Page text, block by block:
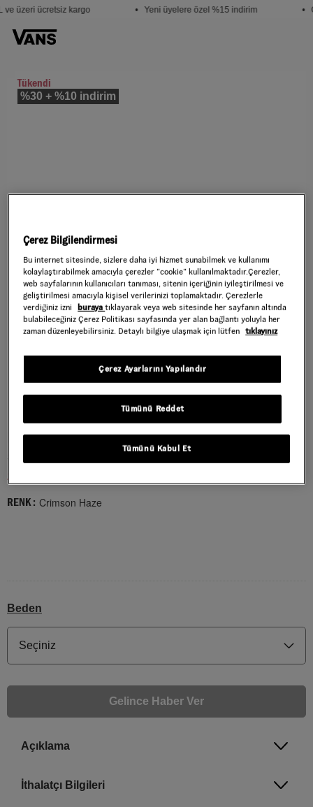
üzeri ücretsiz kargo • Yeni üyelere özel %15 indirim •
Tükendi
%30 + %10 indirim
MARY JANE AYAKKABI
Style : VN000CRRFO91
2.759,40 TL
RENK : Crimson Haze
Beden
Seçiniz
Gelince Haber Ver
Gelince Haber Ver
Açıklama
İthalatçı Bilgileri
Çerez Bilgilendirmesi
Bu internet sitesinde, sizlere daha iyi hizmet sunabilmek ve kullanımı
kolaylaştırabilmek amacıyla çerezler ”cookie” kullanılmaktadır.Çerezler,
web sayfalarının kullanıcıları tanıması, sitenin içeriğinin iyileştirilmesi ve
geliştirilmesi amacıyla kişisel verilerinizi toplamaktadır. Çerezlerle
verdiğiniz izni
burayatıklayarak veya web sitesinde her sayfanın altında
bulabileceğiniz Çerez Politikası sayfasında yer alan bağlantı yoluyla her
zaman düzenleyebilirsiniz. Detaylı bilgiye ulaşmak için lütfen tıklayınız
Tümünü Reddet
Tümünü Kabul Et
Çerez Ayarlarını Yapılandır